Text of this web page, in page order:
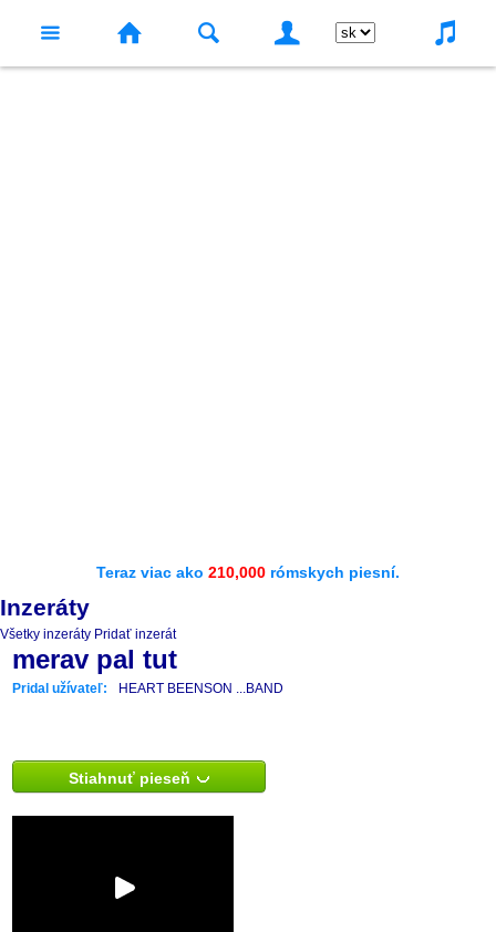
Teraz viac ako 210,000 rómskych piesní.
Inzeráty
Všetky inzeráty Pridať inzerát
merav pal tut
Pridal užívateľ: HEART BEENSON ...BAND
Stiahnuť pieseň